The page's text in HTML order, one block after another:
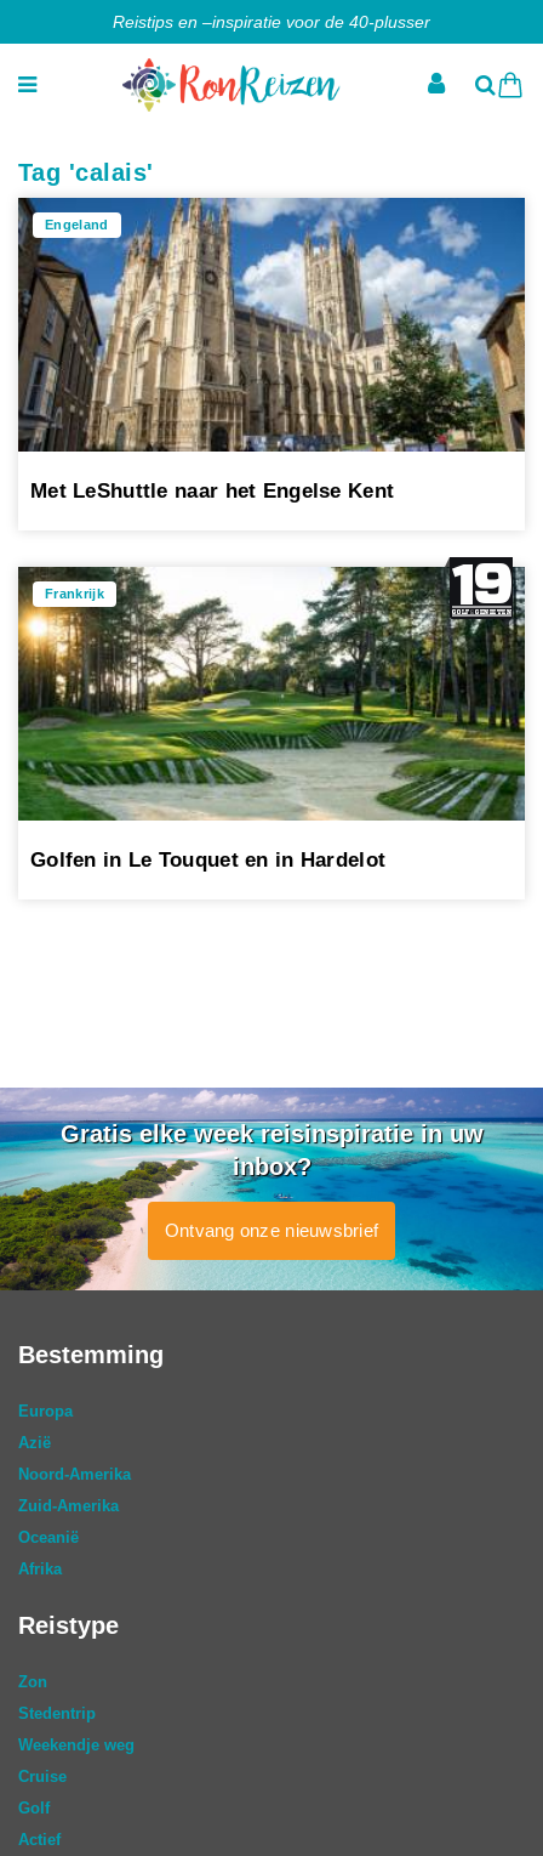
Reistips en –inspiratie voor de 40-plusser
Tag 'calais'
Engeland
Met LeShuttle naar het Engelse Kent
Frankrijk
Golfen in Le Touquet en in Hardelot
Gratis elke week reisinspiratie in uw
inbox?
Ontvang onze nieuwsbrief
Bestemming
Europa
Azië
Noord-Amerika
Zuid-Amerika
Oceanië
Afrika
Reistype
Zon
Stedentrip
Weekendje weg
Cruise
Golf
Actief